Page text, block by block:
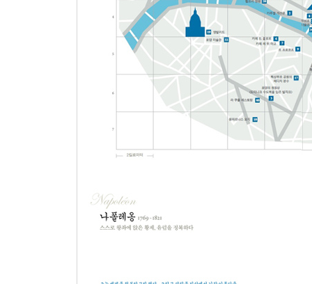
영화를 위한 삶
* 이브 생 로랑
천재와 광인 사이의 스타 디자이너